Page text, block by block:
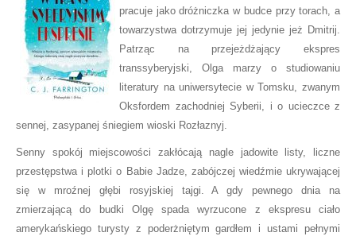
pracuje jako dróżniczka w budce przy torach, a
towarzystwa dotrzymuje jej jedynie jeż Dmitrij.
Patrząc na przejeżdżający ekspres
transsyberyjski, Olga marzy o studiowaniu
literatury na uniwersytecie w Tomsku, zwanym
Oksfordem zachodniej Syberii, i o ucieczce z
sennej, zasypanej śniegiem wioski Rozłaznyj.
Senny spokój miejscowości zakłócają nagle jadowite listy, liczne
przestępstwa i plotki o Babie Jadze, zabójczej wiedźmie ukrywającej
się w mroźnej głębi rosyjskiej tajgi. A gdy pewnego dnia na
zmierzającą do budki Olgę spada wyrzucone z ekspresu ciało
amerykańskiego turysty z poderżniętym gardłem i ustami pełnymi